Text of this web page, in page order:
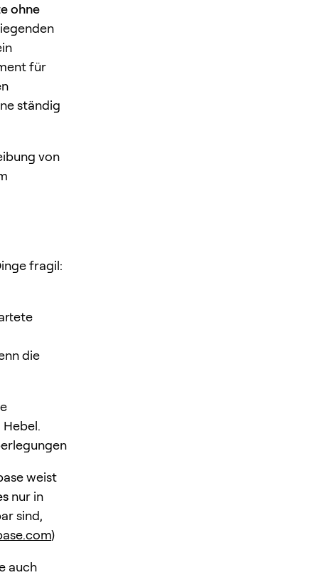
ohne
für
ständig
von
fragil:
die
weist
nur in
sind,
)
auch